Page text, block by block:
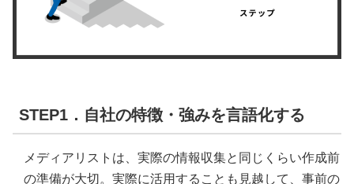
STEP1．自社の特徴・強みを言語化する
メディアリストは、実際の情報収集と同じくらい作成前
の準備が大切。実際に活用することも見越して、事前の